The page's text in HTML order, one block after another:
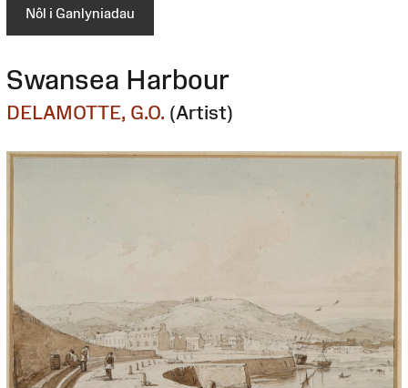
Nôl i Ganlyniadau
Swansea Harbour
DELAMOTTE, G.O. (Artist)